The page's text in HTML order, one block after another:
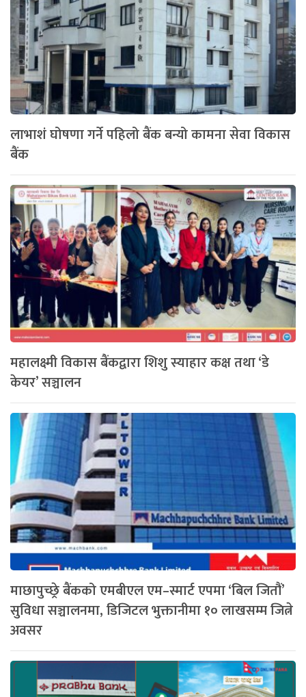
लाभाशं घोषणा गर्ने पहिलो बैंक बन्यो कामना सेवा विकास
बैंक
महालक्ष्मी विकास बैंकद्वारा शिशु स्याहार कक्ष तथा ‘डे
केयर’ सञ्चालन
माछापुच्छ्रे बैंकको एमबीएल एम–स्मार्ट एपमा ‘बिल जितौं’
सुविधा सञ्चालनमा, डिजिटल भुक्तानीमा १० लाखसम्म जित्ने
अवसर